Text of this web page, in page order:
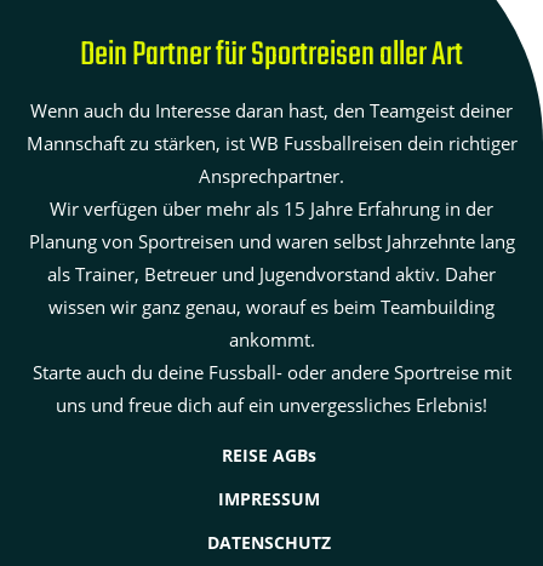
Dein Partner für Sportreisen aller Art
Wenn auch du Interesse daran hast, den Teamgeist deiner
Mannschaft zu stärken, ist WB Fussballreisen dein richtiger
Ansprechpartner.
Wir verfügen über mehr als 15 Jahre Erfahrung in der
Planung von Sportreisen und waren selbst Jahrzehnte lang
als Trainer, Betreuer und Jugendvorstand aktiv. Daher
wissen wir ganz genau, worauf es beim Teambuilding
ankommt.
Starte auch du deine Fussball- oder andere Sportreise mit
uns und freue dich auf ein unvergessliches Erlebnis!
REISE AGBs
IMPRESSUM
DATENSCHUTZ